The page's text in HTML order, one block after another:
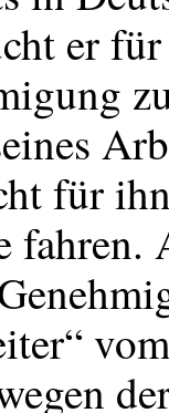
er
für
fahren.